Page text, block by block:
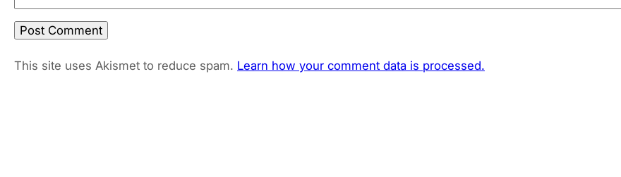
This site uses Akismet to reduce spam. Learn how your comment data is processed.